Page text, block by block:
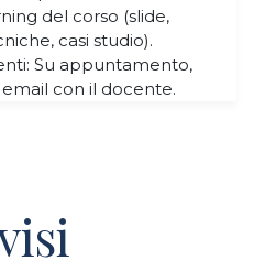
del corso (slide,
casi studio).
Su appuntamento,
con il docente.